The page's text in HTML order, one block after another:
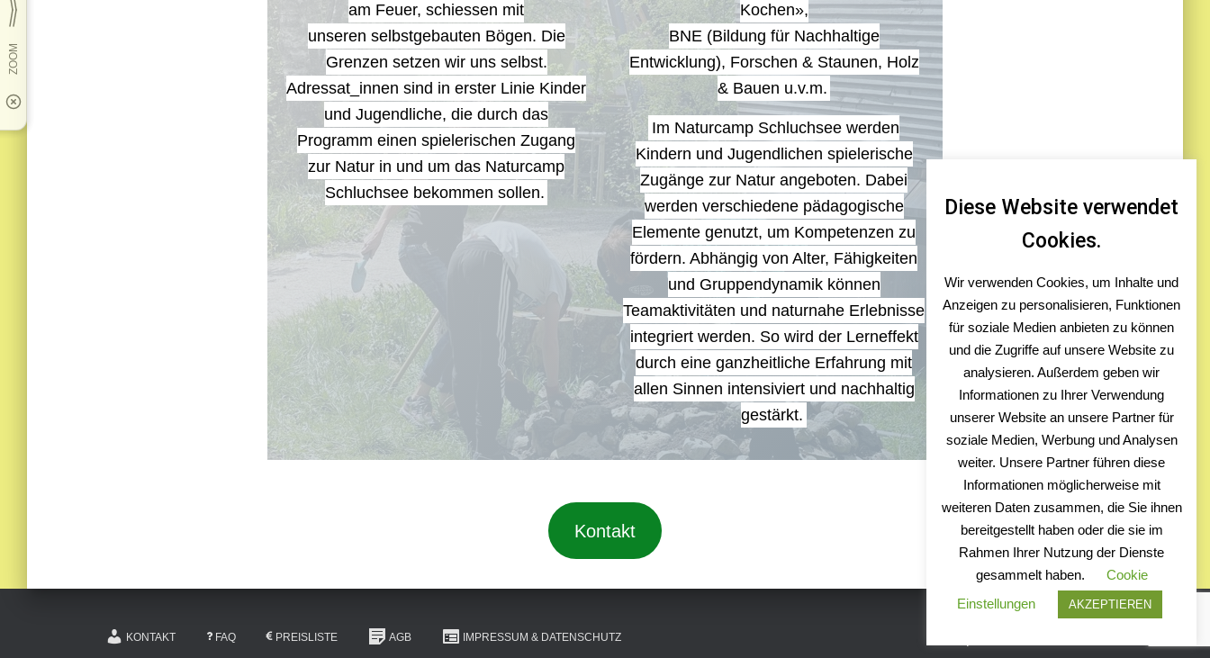
am Feuer, schiessen mit
unseren selbstgebauten Bögen. Die
Grenzen setzen wir uns selbst.
Adressat_innen sind in erster Linie Kinder
und Jugendliche, die durch das
Programm einen spielerischen Zugang
zur Natur in und um das Naturcamp
Schluchsee bekommen sollen.
Kochen»,
BNE (Bildung für Nachhaltige
Entwicklung), Forschen & Staunen, Holz
& Bauen u.v.m.
Im Naturcamp Schluchsee werden
Kindern und Jugendlichen spielerische
Zugänge zur Natur angeboten. Dabei
werden verschiedene pädagogische
Elemente genutzt, um Kompetenzen zu
fördern. Abhängig von Alter, Fähigkeiten
und Gruppendynamik können
Teamaktivitäten und naturnahe Erlebnisse
integriert werden. So wird der Lerneffekt
durch eine ganzheitliche Erfahrung mit
allen Sinnen intensiviert und nachhaltig
gestärkt.
Kontakt
KONTAKT FAQ PREISLISTE AGB IMPRESSUM & DATENSCHUTZ
Diese Website verwendet
Cookies.
Wir verwenden Cookies, um Inhalte und
Anzeigen zu personalisieren, Funktionen
für soziale Medien anbieten zu können
und die Zugriffe auf unsere Website zu
analysieren. Außerdem geben wir
Informationen zu Ihrer Verwendung
unserer Website an unsere Partner für
soziale Medien, Werbung und Analysen
weiter. Unsere Partner führen diese
Informationen möglicherweise mit
weiteren Daten zusammen, die Sie ihnen
bereitgestellt haben oder die sie im
Rahmen Ihrer Nutzung der Dienste
gesammelt haben.
Cookie
Einstellungen
AKZEPTIEREN